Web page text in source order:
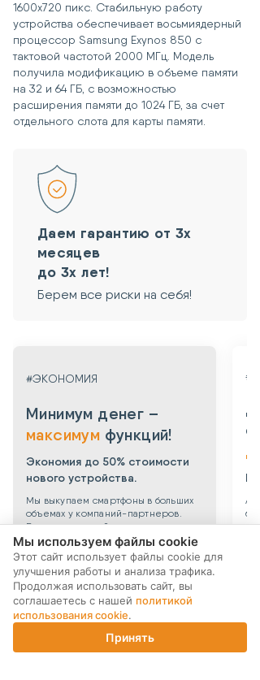
1600x720 пикс. Стабильную работу
устройства обеспечивает восьмиядерный
процессор Samsung Exynos 850 с
тактовой частотой 2000 МГц. Модель
получила модификацию в объеме памяти
на 32 и 64 ГБ, с возможностью
расширения памяти до 1024 ГБ, за счет
отдельного слота для карты памяти.
Даем гарантию от 3х
месяцев
до 3х лет!
Берем все риски на себя!
#ЭКОНОМИЯ
Минимум денег –
максимум функций!
Экономия до 50% стоимости
нового устройства.
Мы выкупаем смартфоны в больших
объемах у компаний-партнеров.
Выкупаем устройства по программе
trade-in по всей России. После
тщательной проверки устройства
поступают в продажу. Цена по
сравнению с новыми смартфонами
снижена до 40%.
Корзина
Мы используем файлы cookie
Этот сайт использует файлы cookie для
улучшения работы и анализа трафика.
Продолжая использовать сайт, вы
соглашаетесь с нашей политикой
использования cookie.
Принять